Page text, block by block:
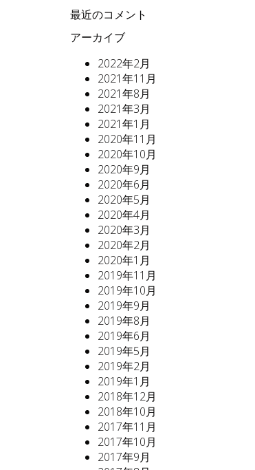
最近のコメント
アーカイブ
2022年2月
2021年11月
2021年8月
2021年3月
2021年1月
2020年11月
2020年10月
2020年9月
2020年6月
2020年5月
2020年4月
2020年3月
2020年2月
2020年1月
2019年11月
2019年10月
2019年9月
2019年8月
2019年6月
2019年5月
2019年2月
2019年1月
2018年12月
2018年10月
2017年11月
2017年10月
2017年9月